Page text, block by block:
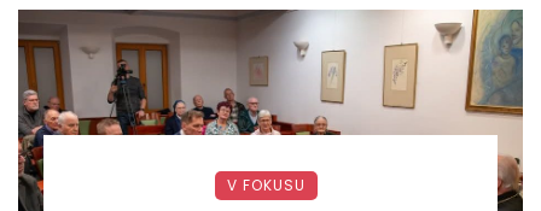
V FOKUSU